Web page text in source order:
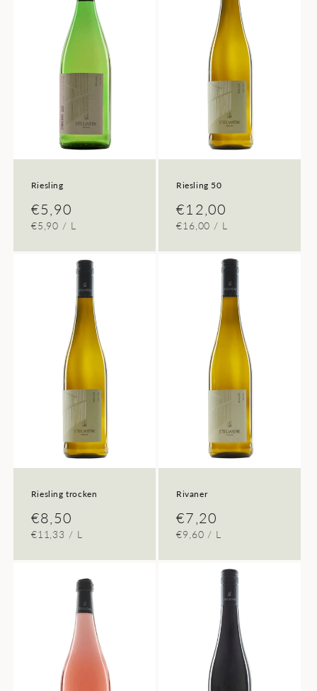
Riesling
Normaler
Preis
€5,90
GRUNDPREIS
€5,90 / PRO
L
Riesling 50
Normaler
Preis
€12,00
GRUNDPREIS
€16,00 / PRO
L
Riesling trocken
Normaler
Preis
€8,50
GRUNDPREIS
€11,33 / PRO
L
Rivaner
Normaler
Preis
€7,20
GRUNDPREIS
€9,60 / PRO
L